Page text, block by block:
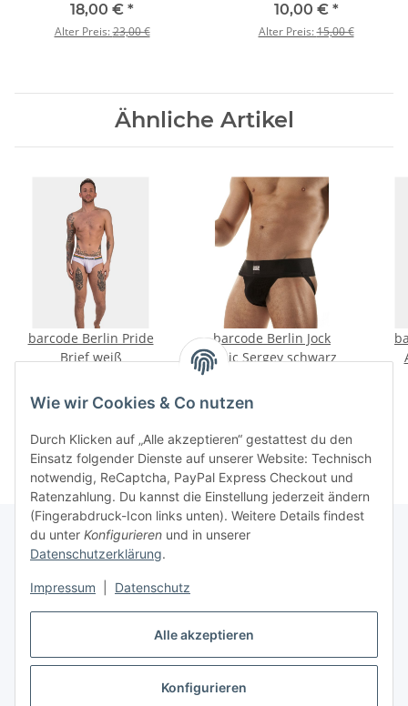
Alle akzeptieren
Konfigurieren
Wie wir Cookies & Co nutzen
Durch Klicken auf „Alle akzeptieren“ gestattest du den
Einsatz folgender Dienste auf unserer Website: Technisch
notwendig, ReCaptcha, PayPal Express Checkout und
Ratenzahlung. Du kannst die Einstellung jederzeit ändern
(Fingerabdruck-Icon links unten). Weitere Details findest
du unter Konfigurieren und in unserer
Datenschutzerklärung.
Impressum Datenschutz
18,00 € *
Alter Preis:23,00 €
10,00 € *
Alter Preis:15,00 €
Ähnliche Artikel
barcode Berlin Pride
Brief weiß
barcode Berlin Jock
basic Sergey schwarz
Vertrag widerrufen